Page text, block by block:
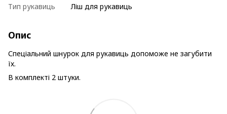
Тип рукавиць
Ліш для рукавиць
Опис
Спеціальний шнурок для рукавиць допоможе не загубити
їх.
В комплекті 2 штуки.